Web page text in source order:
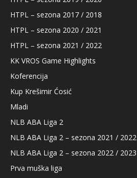
HTPL – sezona 2017 / 2018
HTPL – sezona 2020 / 2021
HTPL – sezona 2021 / 2022
KK VROS Game Highlights
Koferencija
Kup Krešimir Ćosić
Mladi
NLB ABA Liga 2
NLB ABA Liga 2 – sezona 2021 / 2022
NLB ABA Liga 2 – sezona 2022 / 2023
Prva muška liga